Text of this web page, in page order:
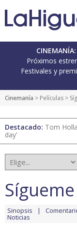
CINEMANÍA:
Próximos
Festivales y
Cinemanía > Películas >
Destacado: Tom
day'
Sinopsis
Noticias